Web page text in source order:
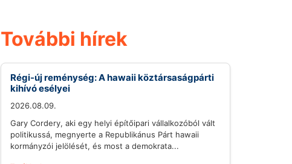
További hírek
Régi-új reménység: A hawaii köztársaságpárti
kihívó esélyei
2026.08.09.
Gary Cordery, aki egy helyi építőipari vállalkozóból vált
politikussá, megnyerte a Republikánus Párt hawaii
kormányzói jelölését, és most a demokrata...